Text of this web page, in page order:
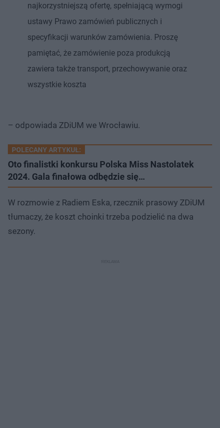
najkorzystniejszą ofertę, spełniającą wymogi
ustawy Prawo zamówień publicznych i
specyfikacji warunków zamówienia. Proszę
pamiętać, że zamówienie poza produkcją
zawiera także transport, przechowywanie oraz
wszystkie koszta
– odpowiada ZDiUM we Wrocławiu.
POLECANY ARTYKUŁ:
Oto finalistki konkursu Polska Miss Nastolatek
2024. Gala finałowa odbędzie się…
W rozmowie z Radiem Eska, rzecznik prasowy ZDiUM
tłumaczy, że koszt choinki trzeba podzielić na dwa
sezony.